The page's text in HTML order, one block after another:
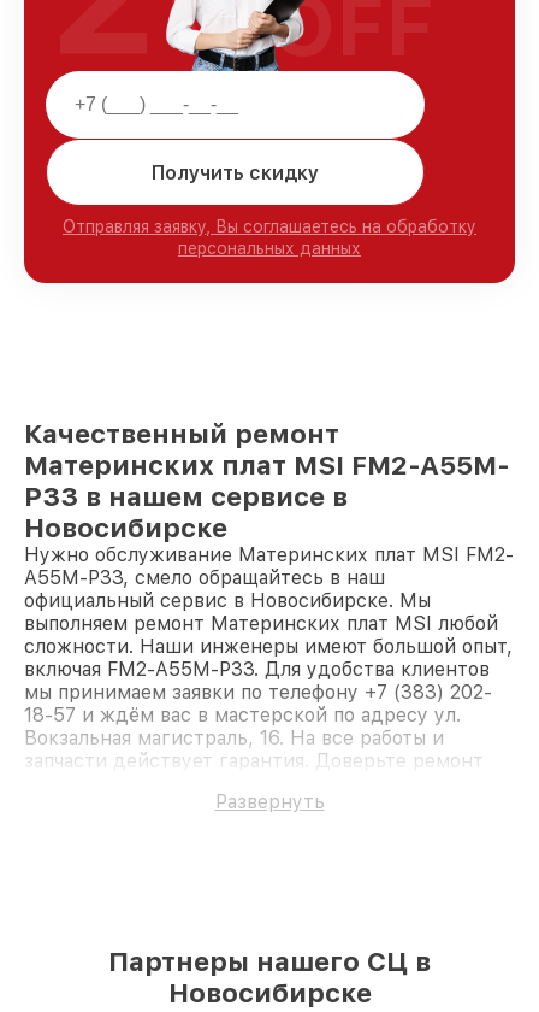
Получить скидку
Отправляя заявку, Вы соглашаетесь на обработку
персональных данных
OFF
Качественный ремонт
Материнских плат MSI FM2-A55M-
P33 в нашем сервисе в
Новосибирске
Нужно обслуживание Материнских плат MSI FM2-
A55M-P33, смело обращайтесь в наш
официальный сервис в Новосибирске. Мы
выполняем ремонт Материнских плат MSI любой
сложности. Наши инженеры имеют большой опыт,
включая FM2-A55M-P33. Для удобства клиентов
мы принимаем заявки по телефону +7 (383) 202-
18-57 и ждём вас в мастерской по адресу ул.
Вокзальная магистраль, 16. На все работы и
запчасти действует гарантия. Доверьте ремонт
Развернуть
Партнеры нашего СЦ в
Новосибирске